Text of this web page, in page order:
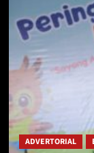
ADVERTORIAL